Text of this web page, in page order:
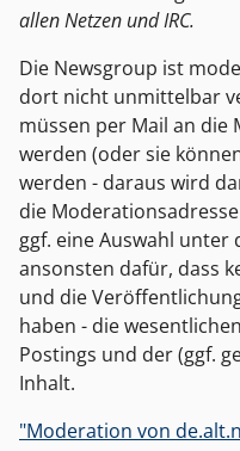
allen Netzen und IRC.
Die Newsgroup ist
dort nicht unmittelbar
müssen per Mail an
werden (oder sie
werden - daraus wird
die
ggf. eine Auswahl
ansonsten dafür, dass
und die
haben - die
Postings und der (ggf.
Inhalt.
"Moderation von